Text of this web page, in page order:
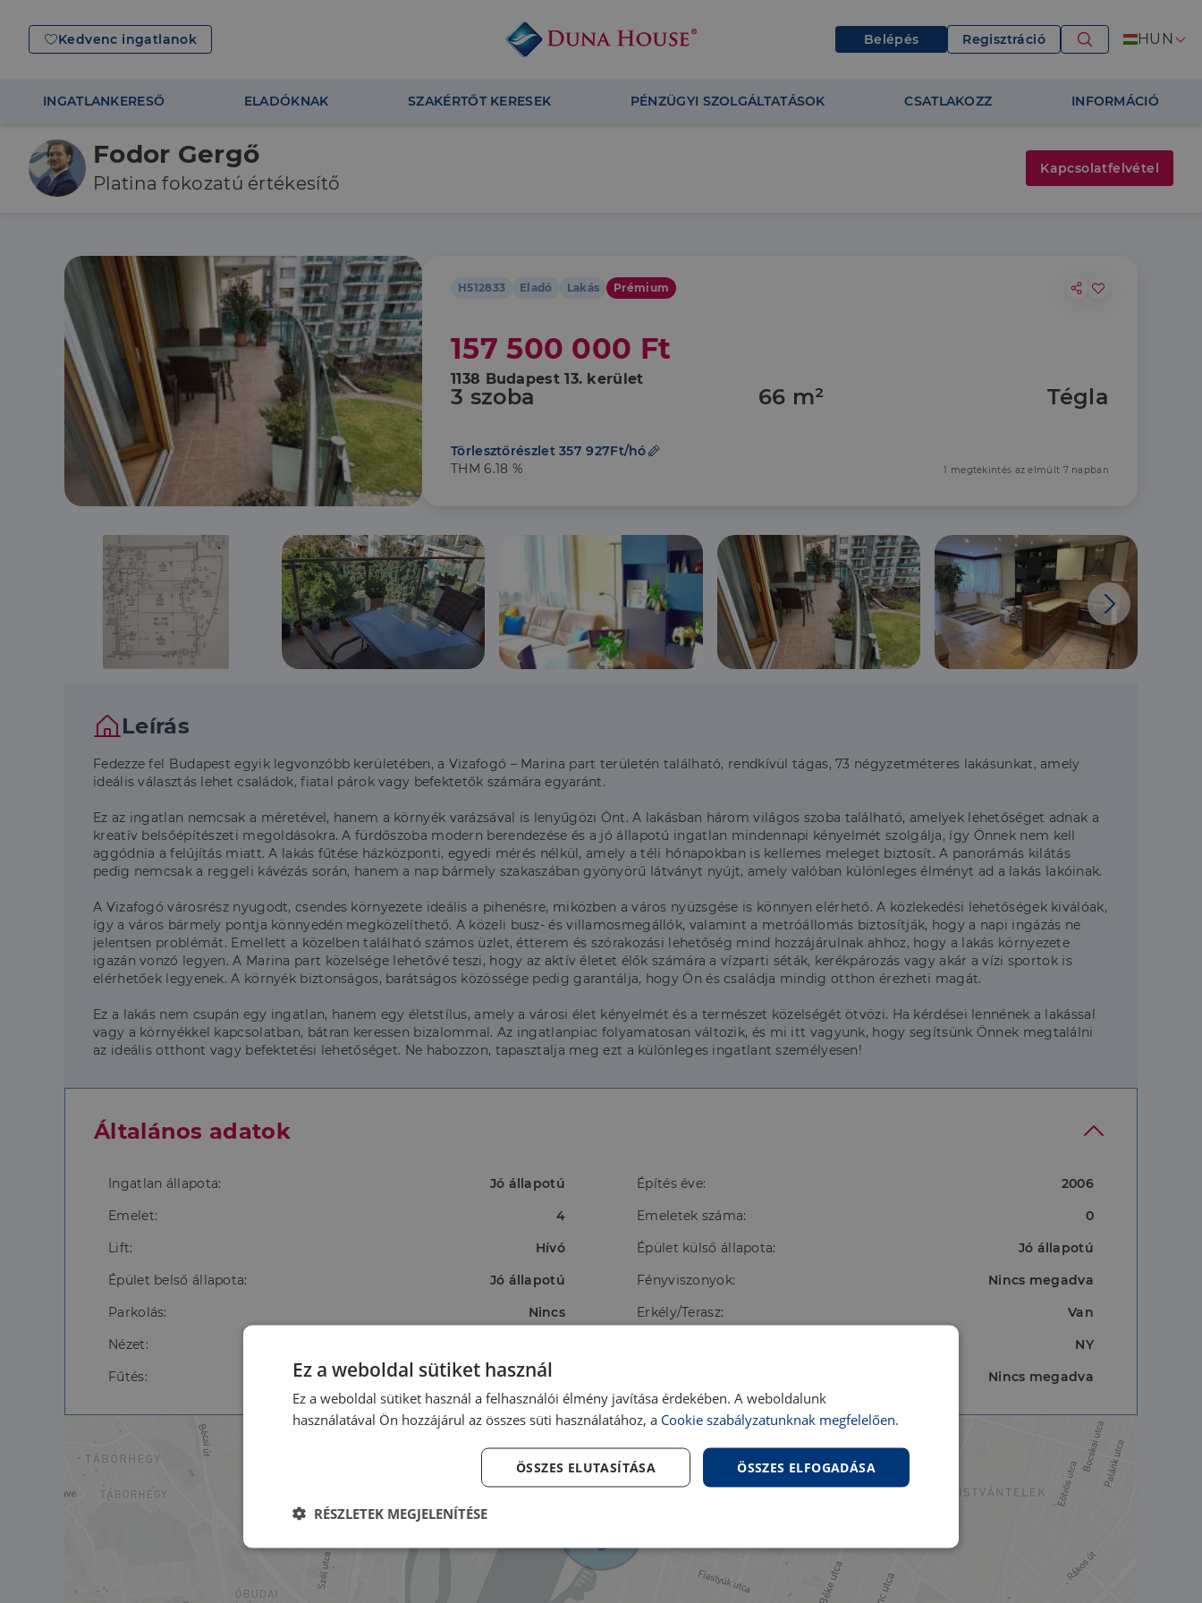
Kedvenc ingatlanok Belépés Regisztráció HUN
INGATLANKERESŐ ELADÓKNAK SZAKÉRTŐT KERESEK PÉNZÜGYI SZOLGÁLTATÁSOK CSATLAKOZZ INFORMÁCIÓ
H512833 Eladó Lakás Prémium
157 500 000 Ft
1138 Budapest 13. kerület
3 szoba 66 m² Tégla
Törlesztőrészlet 357 927Ft/hó
THM 6.18 %
1 megtekintés az elmúlt 7 napban
Leírás
Fedezze fel Budapest egyik legvonzóbb kerületében, a Vizafogó – Marina part területén található, rendkívül tágas, 73 négyzetméteres lakásunkat, amely
ideális választás lehet családok, fiatal párok vagy befektetők számára egyaránt.
Ez az ingatlan nemcsak a méretével, hanem a környék varázsával is lenyűgözi Önt. A lakásban három világos szoba található, amelyek lehetőséget adnak a
kreatív belsőépítészeti megoldásokra. A fürdőszoba modern berendezése és a jó állapotú ingatlan mindennapi kényelmét szolgálja, így Önnek nem kell
aggódnia a felújítás miatt. A lakás fűtése házközponti, egyedi mérés nélkül, amely a téli hónapokban is kellemes meleget biztosít. A panorámás kilátás
pedig nemcsak a reggeli kávézás során, hanem a nap bármely szakaszában gyönyörű látványt nyújt, amely valóban különleges élményt ad a lakás lakóinak.
A Vizafogó városrész nyugodt, csendes környezete ideális a pihenésre, miközben a város nyüzsgése is könnyen elérhető. A közlekedési lehetőségek kiválóak,
így a város bármely pontja könnyedén megközelíthető. A közeli busz- és villamosmegállók, valamint a metróállomás biztosítják, hogy a napi ingázás ne
jelentsen problémát. Emellett a közelben található számos üzlet, étterem és szórakozási lehetőség mind hozzájárulnak ahhoz, hogy a lakás környezete
igazán vonzó legyen. A Marina part közelsége lehetővé teszi, hogy az aktív életet élők számára a vízparti séták, kerékpározás vagy akár a vízi sportok is
elérhetőek legyenek. A környék biztonságos, barátságos közössége pedig garantálja, hogy Ön és családja mindig otthon érezheti magát.
Ez a lakás nem csupán egy ingatlan, hanem egy életstílus, amely a városi élet kényelmét és a természet közelségét ötvözi. Ha kérdései lennének a lakással
vagy a környékkel kapcsolatban, bátran keressen bizalommal. Az ingatlanpiac folyamatosan változik, és mi itt vagyunk, hogy segítsünk Önnek megtalálni
az ideális otthont vagy befektetési lehetőséget. Ne habozzon, tapasztalja meg ezt a különleges ingatlant személyesen!
Általános adatok
Ingatlan állapota: Jó állapotú Építés éve:
2006
Emelet:
4 Emeletek száma:
0
Lift:
Hívó Épület külső állapota:
Jó állapotú
Épület belső állapota:
Jó állapotú Fényviszonyok:
Nincs megadva
Parkolás:
Nincs Erkély/Terasz:
Van
Nézet:
NY
Fűtés:
Házközponti egyedi mérővel Nincs megadva
Fodor Gergő
Platina fokozatú értékesítő
Kapcsolatfelvétel
Ez a weboldal sütiket használ
Ez a weboldal sütiket használ a felhasználói élmény javítása érdekében. A weboldalunk
használatával Ön hozzájárul az összes süti használatához, a Cookie szabályzatunknak megfelelően.
ÖSSZES ELFOGADÁSA
ÖSSZES ELUTASÍTÁSA
RÉSZLETEK MEGJELENÍTÉSE
Elengedhetetlenül
Teljesítmény Célzás Funkcionalitás